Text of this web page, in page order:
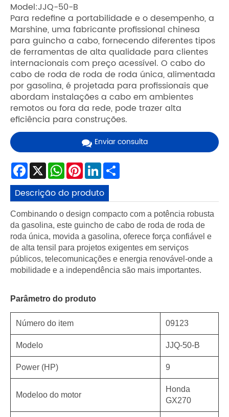
Model:JJQ-50-B
Para redefine a portabilidade e o desempenho, a
Marshine, uma fabricante profissional chinesa
para guincho a cabo, fornecendo diferentes tipos
de ferramentas de alta qualidade para clientes
internacionais com preço acessível. O cabo do
cabo de roda de roda de roda única, alimentada
por gasolina, é projetada para profissionais que
abordam instalações a cabo em ambientes
remotos ou fora da rede, pode trazer alta
eficiência para construções.
Enviar consulta
Facebook
X WhatsApp
Pinterest
LinkedIn
Descrição do produto
Combinando o design compacto com a potência robusta
da gasolina, este guincho de cabo de roda de roda de
roda única, movida a gasolina, oferece força confiável e
de alta tensil para projetos exigentes em serviços
públicos, telecomunicações e energia renovável-onde a
mobilidade e a independência são mais importantes.
Parâmetro do produto
Número do item 09123
Modelo JJQ-50-B
Power (HP) 9
Modeloo do motor
Honda
GX270